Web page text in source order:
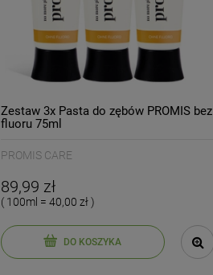
Zestaw 3x Pasta do zębów PROMIS bez
fluoru 75ml
PROMIS CARE
89,99 zł
( 100ml = 40,00 zł )
DO KOSZYKA